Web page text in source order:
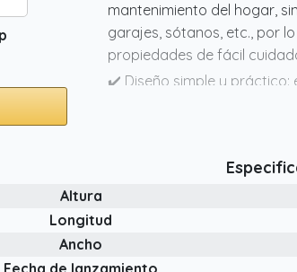
mantenimiento del hogar,
garajes, sótanos, etc., por
propiedades de fácil
✔️ Diseño simple y práctico:
que también combina con
una estructura triangular
Ofrece una excelente
uso seguro a largo plazo
✔️ Diseño estable y
goma antideslizantes en
Altura
Longitud
Ancho
Fecha de lanzamiento